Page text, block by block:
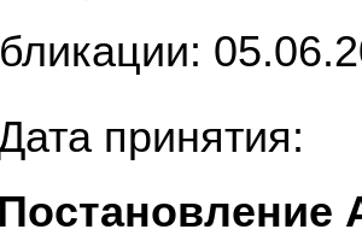
принятия:
Постановление